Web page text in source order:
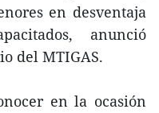
en desventaja
anunció
del MTIGAS.
en la ocasión